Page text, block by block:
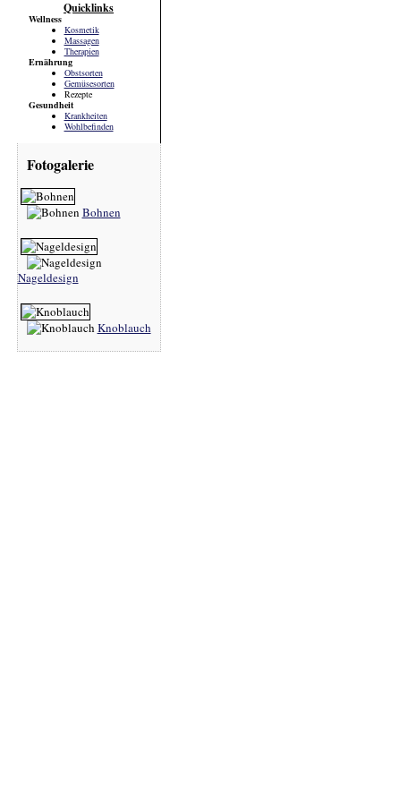
Fotogalerie
Bohnen
Nageldesign
Knoblauch
Quicklinks
Wellness
Kosmetik
Massagen
Therapien
Ernährung
Obstsorten
Gemüsesorten
Rezepte
Gesundheit
Krankheiten
Wohlbefinden